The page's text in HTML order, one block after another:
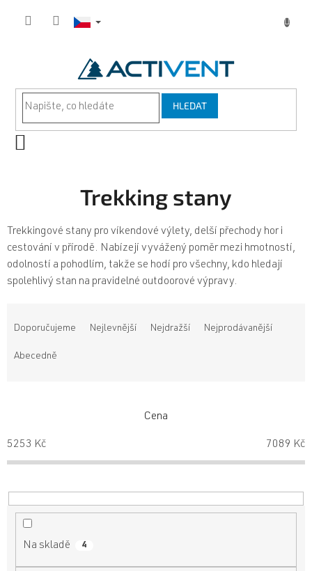
HLEDAT
Trekking stany
Trekkingové stany pro víkendové výlety, delší přechody hor i
cestování v přírodě. Nabízejí vyvážený poměr mezi hmotností,
odolností a pohodlím, takže se hodí pro všechny, kdo hledají
spolehlivý stan na pravidelné outdoorové výpravy.
d
u
t
ů
Doporučujeme Nejlevnější Nejdražší Nejprodávanější
Abecedně
Cena
5253 Kč 7089 Kč
Na skladě 4